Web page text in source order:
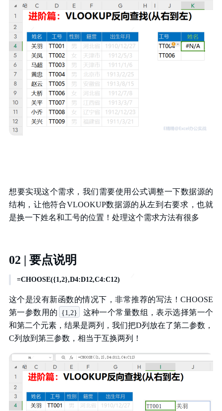
想要实现这个需求，我们需要使用公式调整一下数据源的
结构，让他符合VLOOKUP数据源的从左到右要求，也就
是换一下姓名和工号的位置！处理这个需求方法有很多
02 | 要点说明
=CHOOSE({1,2},D4:D12,C4:C12)
这个是没有新函数的情况下，非常推荐的写法！CHOOSE
第一参数用的
{1,2}
这种一个常量数组，表示选择第一个
和第二个元素，结果是两列，我们把D列放在了第二参数，
C列放到第三参数，相当于互换两列！